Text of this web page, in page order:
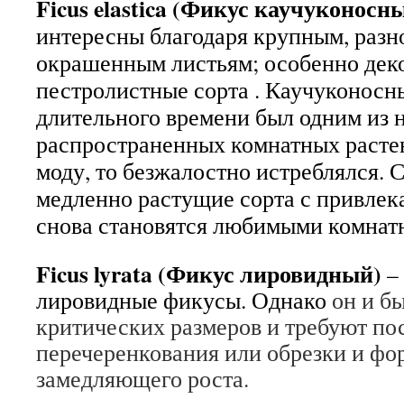
Ficus elastica (Фикус
интересны благодаря крупным,
окрашенным листьям; особенно
пестролистные сорта .
длительного времени был одним из
распространенных комнатных
моду, то безжалостно истреблялся.
медленно растущие сорта с
снова становятся любимыми
Ficus lyrata (Фикус лировидный)
лировидные фикусы. Однако он и
критических размеров и требуют
перечеренкования или обрезки и
замедляющего роста.